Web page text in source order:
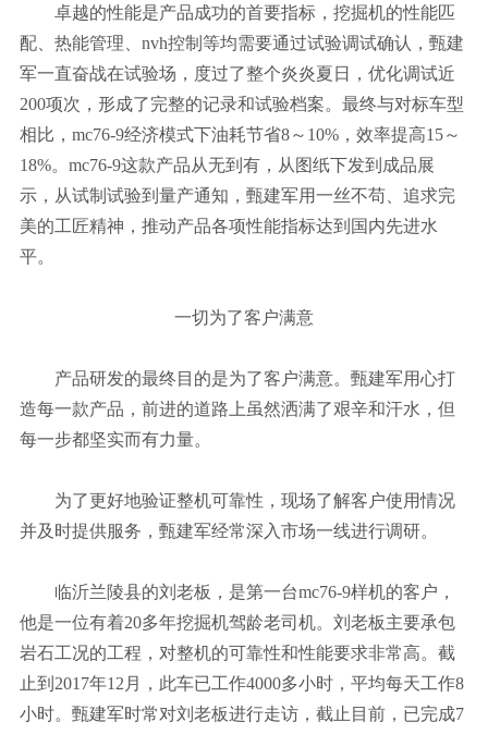
卓越的性能是产品成功的首要指标，挖掘机的性能匹
配、热能管理、nvh控制等均需要通过试验调试确认，甄建
军一直奋战在试验场，度过了整个炎炎夏日，优化调试近
200项次，形成了完整的记录和试验档案。最终与对标车型
相比，mc76-9经济模式下油耗节省8～10%，效率提高15～
18%。mc76-9这款产品从无到有，从图纸下发到成品展
示，从试制试验到量产通知，甄建军用一丝不苟、追求完
美的工匠精神，推动产品各项性能指标达到国内先进水
平。
一切为了客户满意
产品研发的最终目的是为了客户满意。甄建军用心打
造每一款产品，前进的道路上虽然洒满了艰辛和汗水，但
每一步都坚实而有力量。
为了更好地验证整机可靠性，现场了解客户使用情况
并及时提供服务，甄建军经常深入市场一线进行调研。
临沂兰陵县的刘老板，是第一台mc76-9样机的客户，
他是一位有着20多年挖掘机驾龄老司机。刘老板主要承包
岩石工况的工程，对整机的可靠性和性能要求非常高。截
止到2017年12月，此车已工作4000多小时，平均每天工作8
小时。甄建军时常对刘老板进行走访，截止目前，已完成7